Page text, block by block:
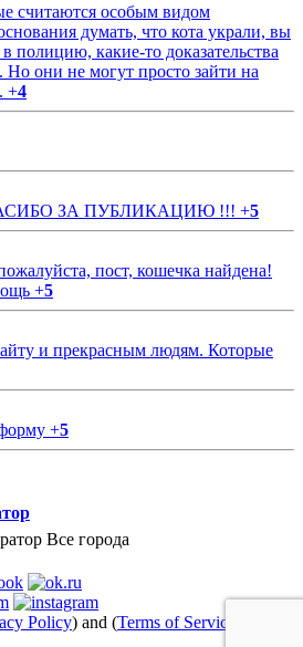
считаются особым видом
думать, что кота украли, вы
полицию, какие-то доказательства
они не могут просто зайти на
+4
ЗА ПУБЛИКАЦИЮ !!! +5
пост, кошечка найдена!
+5
и прекрасным людям. Которые
+5
Все города
Policy) and (Terms of Service